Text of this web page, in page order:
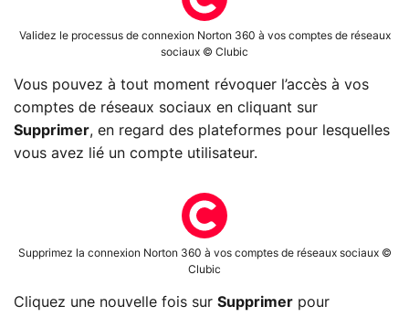
Validez le processus de connexion Norton 360 à vos comptes de réseaux
sociaux © Clubic
Vous pouvez à tout moment révoquer l’accès à vos
comptes de réseaux sociaux en cliquant sur
Supprimer, en regard des plateformes pour lesquelles
vous avez lié un compte utilisateur.
Supprimez la connexion Norton 360 à vos comptes de réseaux sociaux ©
Clubic
Cliquez une nouvelle fois sur Supprimer pour